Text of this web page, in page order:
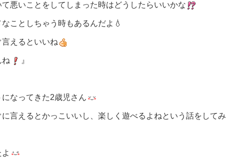
悪いことをしてしまった時はどうしたらいいかな
ことしちゃう時もあるんだよ💧
えるといいね
ね 』
なってきた2歳児さん
に言えるとかっこいいし、楽しく遊べるよねという話をしてみ